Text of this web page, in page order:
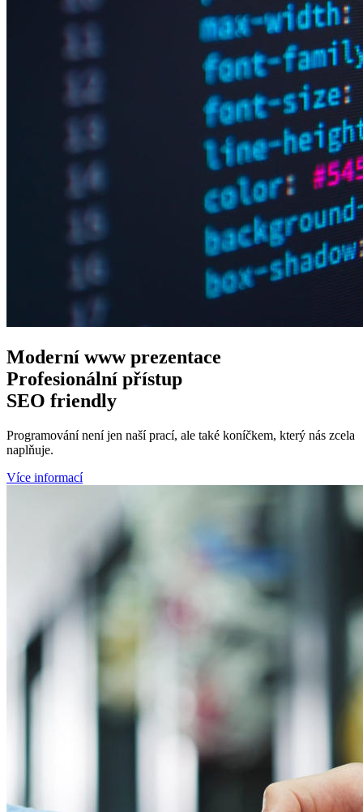
Moderní wwwprezentace
Profesionálnípřístup
SEOfriendly
Programování není jen naší prací, ale také koníčkem, který nás zcela
naplňuje.
Více informací